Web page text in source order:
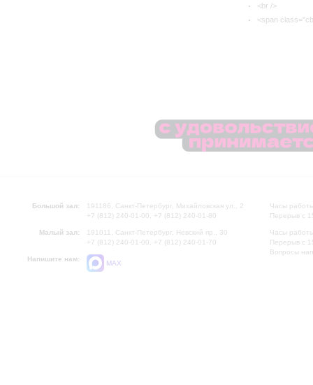
<br />
<span
Большой зал:
191186, Санкт-Петербург, Михайловская ул., 2
+7 (812) 240-01-00, +7 (812) 240-01-80
Малый зал:
191011, Санкт-Петербург, Невский пр., 30
+7 (812) 240-01-00, +7 (812) 240-01-70
Напишите нам:
MAX
Часы
Перерыв с
Часы
Перерыв с
Вопросы